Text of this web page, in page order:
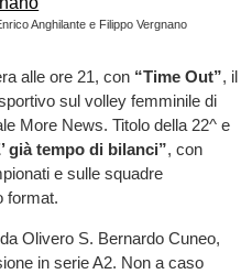
Anghilante e Filippo Vergnano
alle ore 21, con “Time Out”, il
sul volley femminile di
More News. Titolo della 22^ e
già tempo di bilanci”, con
e sulle squadre
format.
Olivero S. Bernardo Cuneo,
in serie A2. Non a caso